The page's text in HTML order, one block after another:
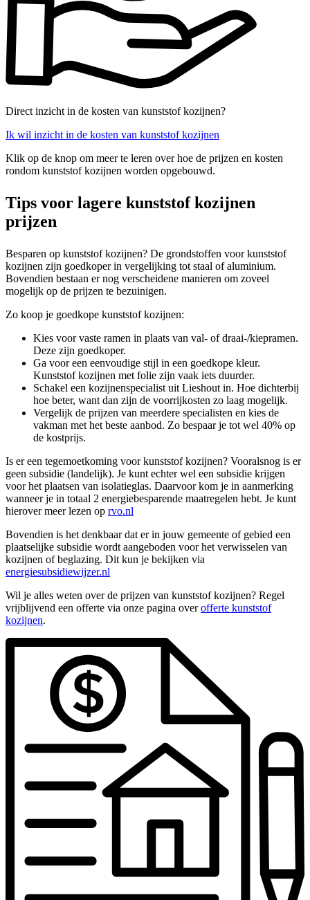
Direct inzicht in de kosten van kunststof kozijnen?
Ik wil inzicht in de kosten van kunststof kozijnen
Klik op de knop om meer te leren over hoe de prijzen en kosten
rondom kunststof kozijnen worden opgebouwd.
Tips voor lagere kunststof kozijnen
prijzen
Besparen op kunststof kozijnen? De grondstoffen voor kunststof
kozijnen zijn goedkoper in vergelijking tot staal of aluminium.
Bovendien bestaan er nog verscheidene manieren om zoveel
mogelijk op de prijzen te bezuinigen.
Zo koop je goedkope kunststof kozijnen:
Kies voor vaste ramen in plaats van val- of draai-/kiepramen.
Deze zijn goedkoper.
Ga voor een eenvoudige stijl in een goedkope kleur.
Kunststof kozijnen met folie zijn vaak iets duurder.
Schakel een kozijnenspecialist uit Lieshout in. Hoe dichterbij
hoe beter, want dan zijn de voorrijkosten zo laag mogelijk.
Vergelijk de prijzen van meerdere specialisten en kies de
vakman met het beste aanbod. Zo bespaar je tot wel 40% op
de kostprijs.
Is er een tegemoetkoming voor kunststof kozijnen? Vooralsnog is er
geen subsidie (landelijk). Je kunt echter wel een subsidie krijgen
voor het plaatsen van isolatieglas. Daarvoor kom je in aanmerking
wanneer je in totaal 2 energiebesparende maatregelen hebt. Je kunt
hierover meer lezen op rvo.nl
Bovendien is het denkbaar dat er in jouw gemeente of gebied een
plaatselijke subsidie wordt aangeboden voor het verwisselen van
kozijnen of beglazing. Dit kun je bekijken via
energiesubsidiewijzer.nl
Wil je alles weten over de prijzen van kunststof kozijnen? Regel
vrijblijvend een offerte via onze pagina overofferte kunststof
kozijnen.